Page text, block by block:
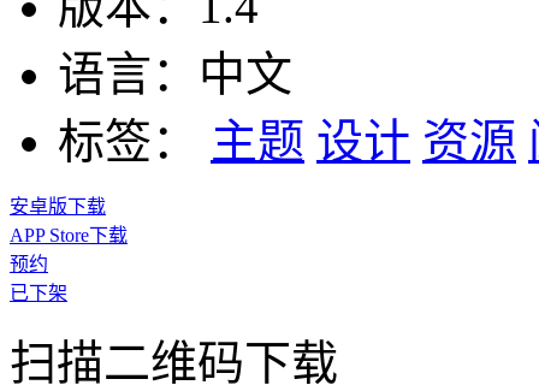
语言： 中文
标签：
主题 设计 资源
安卓版下载
APP Store下载
预约
已下架
扫描二维码下载